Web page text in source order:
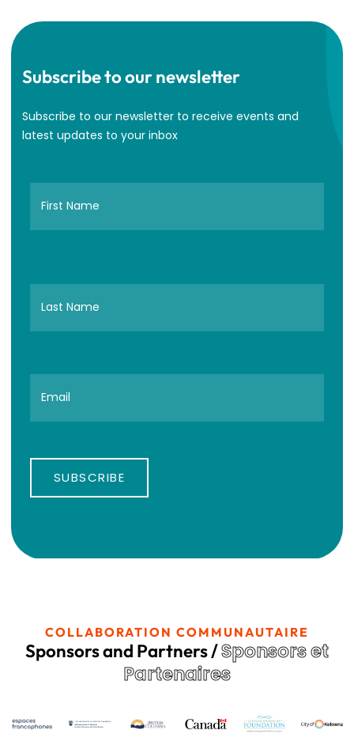
Subscribe to our newsletter
Subscribe to our newsletter to receive events and
latest updates to your inbox
SUBSCRIBE
COLLABORATION COMMUNAUTAIRE
Sponsors and Partners /Sponsors et
Partenaires